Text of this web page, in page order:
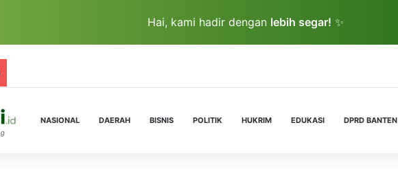
Hai, kami hadir dengan lebih segar! ✨
NASIONAL DAERAH BISNIS POLITIK HUKRIM EDUKASI DPRD BANTEN